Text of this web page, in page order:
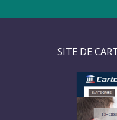
SITE DE